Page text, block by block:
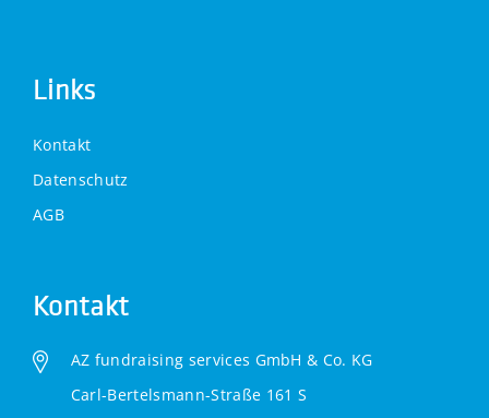
Links
Kontakt
Datenschutz
AGB
Kontakt
AZ fundraising services GmbH & Co. KG
Carl-Bertelsmann-Straße 161 S